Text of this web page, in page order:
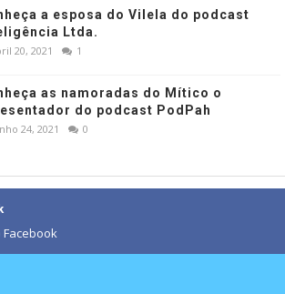
a esposa do Vilela do podcast
Ltda.
20, 2021 1
as namoradas do Mítico o
do podcast PodPah
24, 2021 0
Facebook